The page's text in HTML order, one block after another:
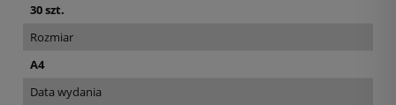
30 szt.
Rozmiar
A4
Data wydania